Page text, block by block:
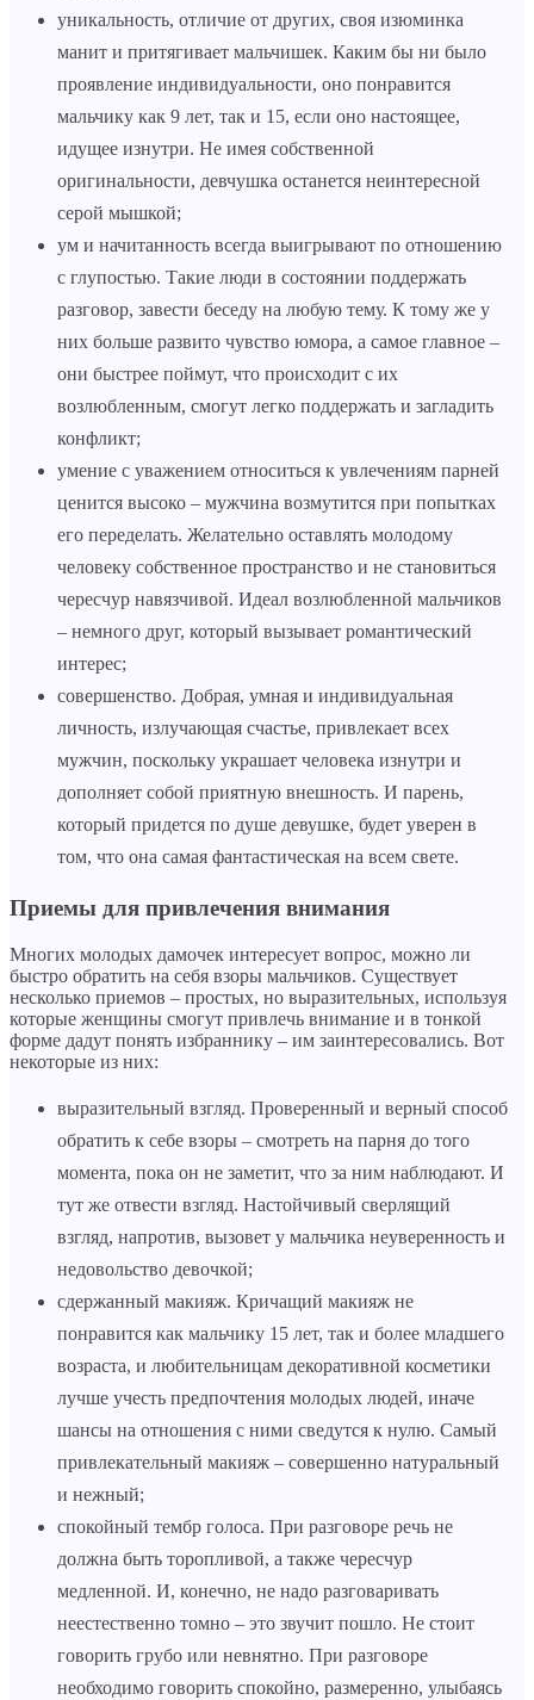
уникальность, отличие от других, своя изюминка
манит и притягивает мальчишек. Каким бы ни было
проявление индивидуальности, оно понравится
мальчику как 9 лет, так и 15, если оно настоящее,
идущее изнутри. Не имея собственной
оригинальности, девчушка останется неинтересной
серой мышкой;
ум и начитанность всегда выигрывают по отношению
с глупостью. Такие люди в состоянии поддержать
разговор, завести беседу на любую тему. К тому же у
них больше развито чувство юмора, а самое главное –
они быстрее поймут, что происходит с их
возлюбленным, смогут легко поддержать и загладить
конфликт;
умение с уважением относиться к увлечениям парней
ценится высоко – мужчина возмутится при попытках
его переделать. Желательно оставлять молодому
человеку собственное пространство и не становиться
чересчур навязчивой. Идеал возлюбленной мальчиков
– немного друг, который вызывает романтический
интерес;
совершенство. Добрая, умная и индивидуальная
личность, излучающая счастье, привлекает всех
мужчин, поскольку украшает человека изнутри и
дополняет собой приятную внешность. И парень,
который придется по душе девушке, будет уверен в
том, что она самая фантастическая на всем свете.
Приемы для привлечения внимания
Многих молодых дамочек интересует вопрос, можно ли
быстро обратить на себя взоры мальчиков. Существует
несколько приемов – простых, но выразительных, используя
которые женщины смогут привлечь внимание и в тонкой
форме дадут понять избраннику – им заинтересовались. Вот
некоторые из них:
выразительный взгляд. Проверенный и верный способ
обратить к себе взоры – смотреть на парня до того
момента, пока он не заметит, что за ним наблюдают. И
тут же отвести взгляд. Настойчивый сверлящий
взгляд, напротив, вызовет у мальчика неуверенность и
недовольство девочкой;
сдержанный макияж. Кричащий макияж не
понравится как мальчику 15 лет, так и более младшего
возраста, и любительницам декоративной косметики
лучше учесть предпочтения молодых людей, иначе
шансы на отношения с ними сведутся к нулю. Самый
привлекательный макияж – совершенно натуральный
и нежный;
спокойный тембр голоса. При разговоре речь не
должна быть торопливой, а также чересчур
медленной. И, конечно, не надо разговаривать
неестественно томно – это звучит пошло. Не стоит
говорить грубо или невнятно. При разговоре
необходимо говорить спокойно, размеренно, улыбаясь